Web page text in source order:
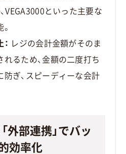
VEGA3000といった主要な
レジの会計金額がそのま
れるため、金額の二度打ち
防ぎ、スピーディーな会計
外部連携」でバッ
効率化